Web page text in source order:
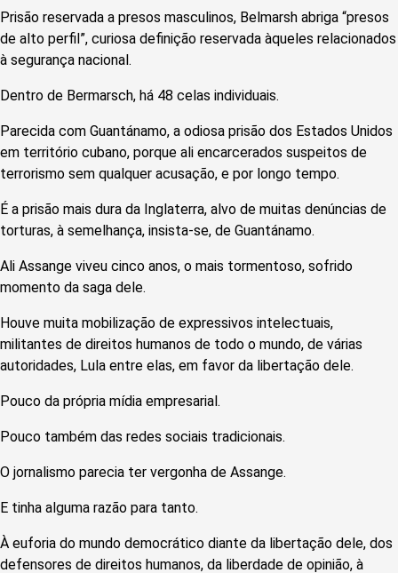
Prisão reservada a presos masculinos, Belmarsh abriga “presos
de alto perfil”, curiosa definição reservada àqueles relacionados
à segurança nacional.
Dentro de Bermarsch, há 48 celas individuais.
Parecida com Guantánamo, a odiosa prisão dos Estados Unidos
em território cubano, porque ali encarcerados suspeitos de
terrorismo sem qualquer acusação, e por longo tempo.
É a prisão mais dura da Inglaterra, alvo de muitas denúncias de
torturas, à semelhança, insista-se, de Guantánamo.
Ali Assange viveu cinco anos, o mais tormentoso, sofrido
momento da saga dele.
Houve muita mobilização de expressivos intelectuais,
militantes de direitos humanos de todo o mundo, de várias
autoridades, Lula entre elas, em favor da libertação dele.
Pouco da própria mídia empresarial.
Pouco também das redes sociais tradicionais.
O jornalismo parecia ter vergonha de Assange.
E tinha alguma razão para tanto.
À euforia do mundo democrático diante da libertação dele, dos
defensores de direitos humanos, da liberdade de opinião, à